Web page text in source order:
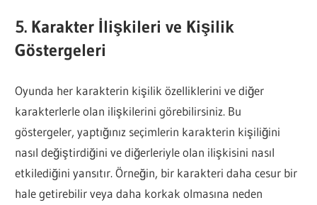
5. Karakter İlişkileri ve Kişilik
Göstergeleri
Oyunda her karakterin kişilik özelliklerini ve diğer
karakterlerle olan ilişkilerini görebilirsiniz. Bu
göstergeler, yaptığınız seçimlerin karakterin kişiliğini
nasıl değiştirdiğini ve diğerleriyle olan ilişkisini nasıl
etkilediğini yansıtır. Örneğin, bir karakteri daha cesur bir
hale getirebilir veya daha korkak olmasına neden